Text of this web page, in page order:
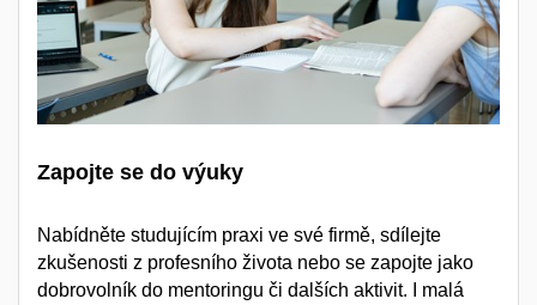
Zapojte se do výuky
Nabídněte studujícím praxi ve své firmě, sdílejte
zkušenosti z profesního života nebo se zapojte jako
dobrovolník do mentoringu či dalších aktivit. I malá